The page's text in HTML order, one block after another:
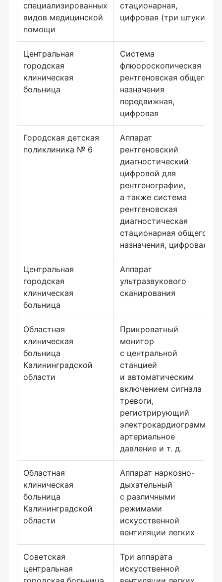
специализированных
видов медицинской
помощи
стационарная,
цифровая (три штуки)
Центральная
городская
клиническая
больница
Система
флюороскопическая
рентгеновская общего
назначения
передвижная,
цифровая
Городская детская
поликлиника № 6
Аппарат
рентгеновский
диагностический
цифровой для
рентгенографии,
а также система
рентгеновская
диагностическая
стационарная общего
назначения, цифровая
Центральная
городская
клиническая
больница
Аппарат
ультразвукового
сканирования
Областная
клиническая
больница
Калининградской
области
Прикроватный
монитор
с центральной
станцией
и автоматическим
включением сигнала
тревоги,
регистрирующий
электрокардиограмму,
артериальное
давление и т. д.
Областная
клиническая
больница
Калининградской
области
Аппарат наркозно-
дыхательный
с различными
режимами
искусственной
вентиляции легких
Советская
центральная
Три аппарата
искусственной